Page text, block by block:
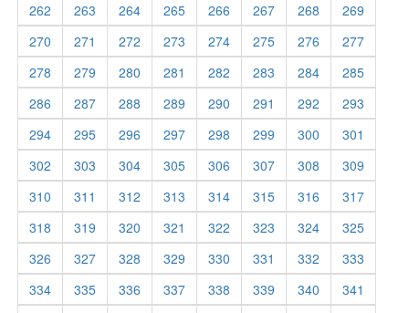
262
263 264 265 266 267 268
269
270
271 272 273 274 275 276
277
278
279 280 281 282 283 284
285
286
287 288 289 290 291 292
293
294
295 296 297 298 299 300
301
302
303 304 305 306 307 308
309
310
311 312 313 314 315 316
317
318
319 320 321 322 323 324
325
326
327 328 329 330 331 332
333
334
335 336 337 338 339 340
341